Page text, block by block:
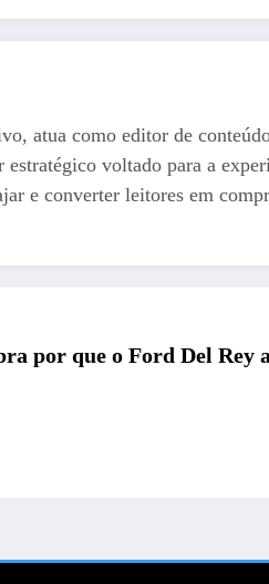
atua como editor de
voltado para a
e converter leitores em
por que o Ford Del Rey